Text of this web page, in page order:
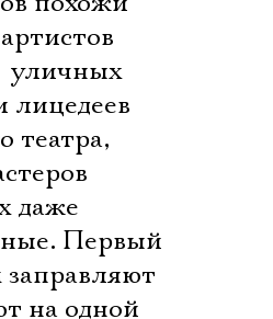
уличных
лицедеев
театра,
даже
Первый
заправляют
на одной